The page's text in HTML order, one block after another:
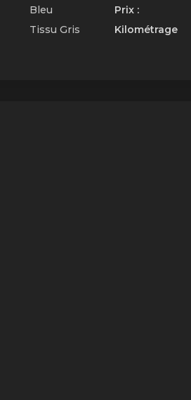
Bleu
Tissu Gris
Prix :
Kilométrage